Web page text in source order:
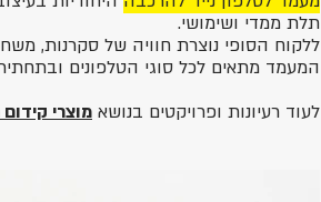
תלת ממדי ושימושי.
ללקוח הסופי נוצרת חוויה של סקרנות,
המעמד מתאים לכל סוגי הטלפונים
לעוד רעיונות ופרויקטים בנושא מוצרי